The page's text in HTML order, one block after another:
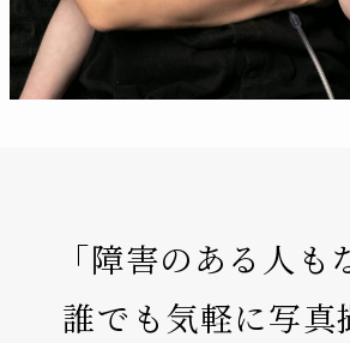
「障害のある人も
誰でも気軽に写真